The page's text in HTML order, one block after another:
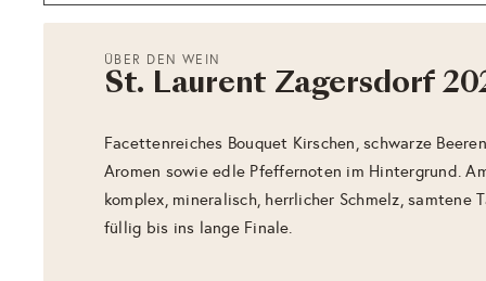
ÜBER DEN WEIN
St. Laurent Zagersdorf
Facettenreiches Bouquet Kirschen, schwarze
Aromen sowie edle Pfeffernoten im Hintergrund.
komplex, mineralisch, herrlicher Schmelz, samtene
füllig bis ins lange Finale.